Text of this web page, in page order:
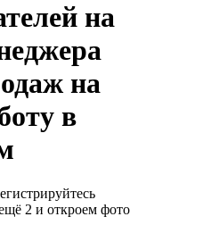
на
на
в
2 и откроем фото